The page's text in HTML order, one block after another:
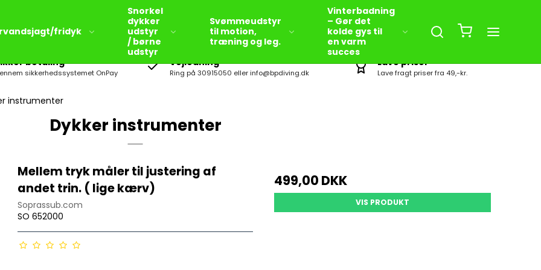
fridyk
Snorkel
dykker
udstyr
/ børne
udstyr
Våddragter til børn
Snorkel til børn
Svømmeudstyr
til motion,
træning og leg.
Vinterbadning
– Gør det
kolde gys til
en varm
succes
betaling
sikkerhedssystemet OnPay
Vejledning
Ring på 30915050 eller info@bpdiving.dk
Lave priser
Lave fragt priser fra 49,-kr.
instrumenter
Dykker instrumenter
Mellem tryk måler til justering af
andet trin. ( lige kærv)
Soprassub.com
SO 652000
499,00 DKK
VIS PRODUKT